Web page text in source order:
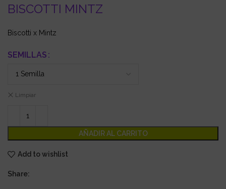
BISCOTTI MINTZ
Biscotti x Mintz
SEMILLAS
Limpiar
AÑADIR AL CARRITO
Add to wishlist
Share: